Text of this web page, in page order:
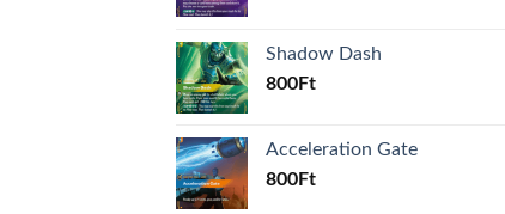
Shadow Dash
800Ft
Acceleration Gate
800Ft